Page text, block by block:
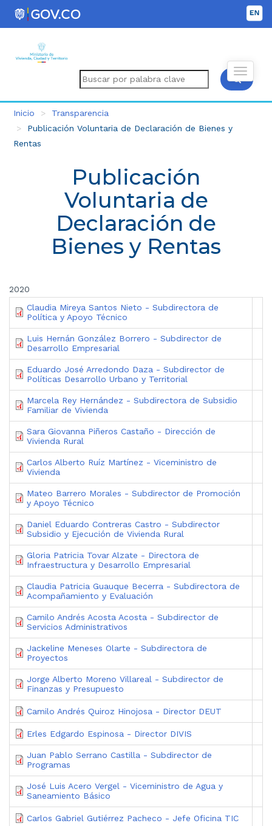
Inicio
Transparencia
Publicación Voluntaria de Declaración de Bienes y
Rentas
Publicación
Voluntaria de
Declaración de
Bienes y Rentas
2020
Claudia Mireya Santos Nieto - Subdirectora de
Política y Apoyo Técnico
Luis Hernán González Borrero - Subdirector de
Desarrollo Empresarial
Eduardo José Arredondo Daza - Subdirector de
Políticas Desarrollo Urbano y Territorial
Marcela Rey Hernández - Subdirectora de Subsidio
Familiar de Vivienda
Sara Giovanna Piñeros Castaño - Dirección de
Vivienda Rural
Carlos Alberto Ruíz Martínez - Viceministro de
Vivienda
Mateo Barrero Morales - Subdirector de Promoción
y Apoyo Técnico
Daniel Eduardo Contreras Castro - Subdirector
Subsidio y Ejecución de Vivienda Rural
Gloria Patricia Tovar Alzate - Directora de
Infraestructura y Desarrollo Empresarial
Claudia Patricia Guauque Becerra - Subdirectora de
Acompañamiento y Evaluación
Camilo Andrés Acosta Acosta - Subdirector de
Servicios Administrativos
Jackeline Meneses Olarte - Subdirectora de
Proyectos
Jorge Alberto Moreno Villareal - Subdirector de
Finanzas y Presupuesto
Camilo Andrés Quiroz Hinojosa - Director DEUT
Erles Edgardo Espinosa - Director DIVIS
Juan Pablo Serrano Castilla - Subdirector de
Programas
José Luis Acero Vergel - Viceministro de Agua y
Saneamiento Básico
Carlos Gabriel Gutiérrez Pacheco - Jefe Oficina TIC